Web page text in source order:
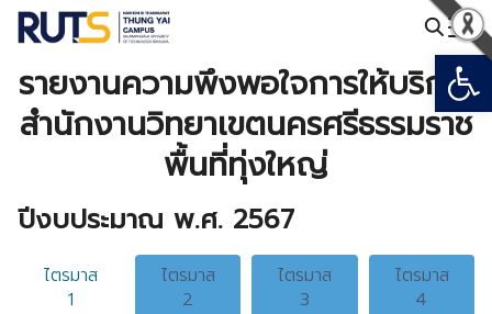
Skip
for:
รายงานความพึงพอใจการให้บริการ
สำนักงานวิทยาเขตนครศรีธรรมราช
พื้นที่ทุ่งใหญ่
ปีงบประมาณ พ.ศ. 2567
ไตรมาส
1
ไตรมาส
2
ไตรมาส
3
ไตรมาส
4